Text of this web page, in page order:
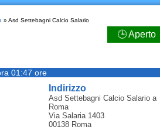
» Asd Settebagni Calcio Salario
🕒 Aperto
01:47 ore
Indirizzo
Asd Settebagni Calcio Salarioa
Roma
Via Salaria 1403
00138 Roma